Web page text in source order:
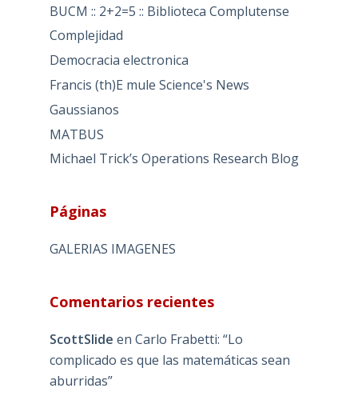
BUCM :: 2+2=5 :: Biblioteca Complutense
Complejidad
Democracia electronica
Francis (th)E mule Science's News
Gaussianos
MATBUS
Michael Trick’s Operations Research Blog
Páginas
GALERIAS IMAGENES
Comentarios recientes
ScottSlide en Carlo Frabetti: “Lo
complicado es que las matemáticas sean
aburridas”